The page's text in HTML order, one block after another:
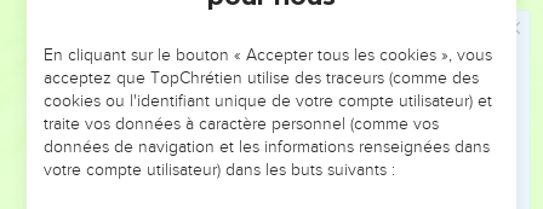
Si quelqu’un provoque des divisions, éloigne-le de toi
Sache qu'un tel homme est perverti et qu'il pèche, se
condamnant ainsi lui-même.
Dernières recommandations
En cliquant sur le bouton « Accepter tous les cookies », vous
acceptez que TopChrétien utilise des traceurs (comme des
cookies ou l'identifiant unique de votre compte utilisateur) et
traite vos données à caractère personnel (comme vos
données de navigation et les informations renseignées dans
votre compte utilisateur) dans les buts suivants :